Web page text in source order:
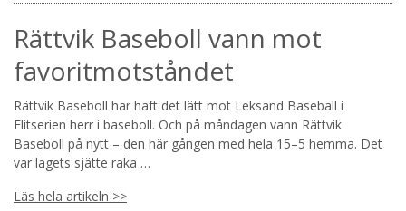
Rättvik Baseboll vann mot
favoritmotståndet
Rättvik Baseboll har haft det lätt mot Leksand Baseball i
Elitserien herr i baseboll. Och på måndagen vann Rättvik
Baseboll på nytt – den här gången med hela 15–5 hemma. Det
var lagets sjätte raka …
Läs hela artikeln >>